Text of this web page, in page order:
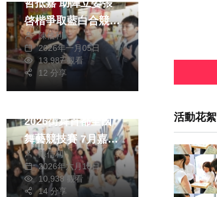
哲抵嘉 助陣立委張
啓楷爭取藍白合競選
市長 市場掃街人氣
爆棚、合影人潮絡繹
不絕！
陳信利
2026年一月05日
13,987 觀看
12 分享
2026街舞首都全國
舞藝競技賽 7月嘉義
市登場〜
陳信利
2026年六月18日
10,938 觀看
14 分享
活動花絮